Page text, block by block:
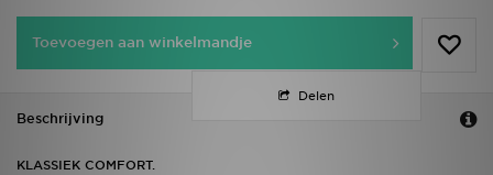
Toevoegen aan winkelmandje
Delen
Beschrijving
KLASSIEK COMFORT.